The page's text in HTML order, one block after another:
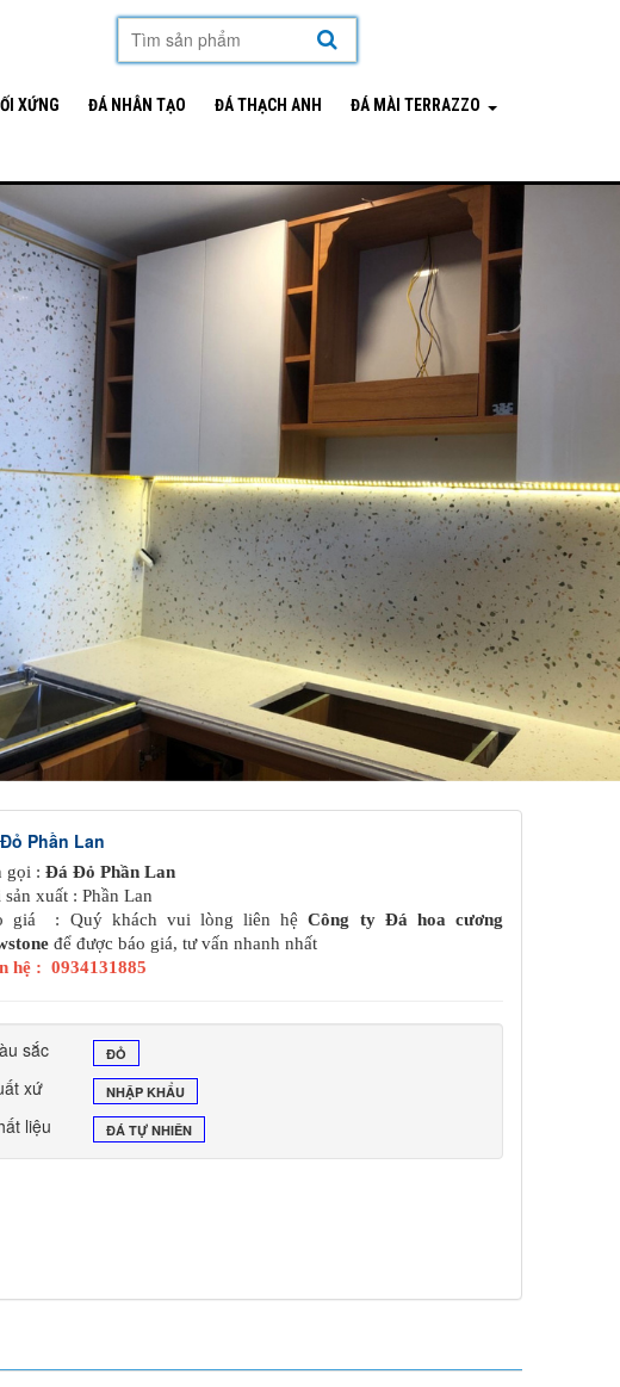
XỨNG ĐÁ NHÂN TẠO ĐÁ THẠCH ANH ĐÁ MÀI TERRAZZO
Phần Lan
gọi : Đá Đỏ Phần Lan
sản xuất : Phần Lan
giá : Quý khách vui lòng liên hệCông ty Đá hoa cương
để được báo giá, tư vấn nhanh nhất
hệ : 0934131885
sắc ĐỎ
xứ NHẬP KHẨU
liệu ĐÁ TỰ NHIÊN